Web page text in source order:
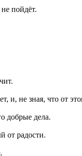
пойдёт.
и, не зная, что от
добрые дела.
от радости.